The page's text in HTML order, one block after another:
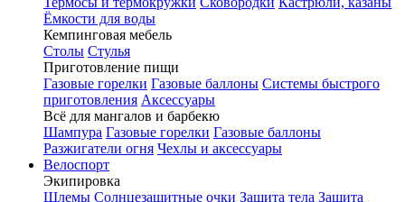
Ёмкости для воды
Кемпинговая мебель
Столы Стулья
Приготовление пищи
Газовые горелки Газовые баллоны Системы быстрого
приготовления Аксессуары
Всё для мангалов и барбекю
Шампура Газовые горелки Газовые баллоны
Разжигатели огня Чехлы и аксессуары
Велоспорт
Экипировка
Шлемы Солнцезащитные очки Защита тела Защита